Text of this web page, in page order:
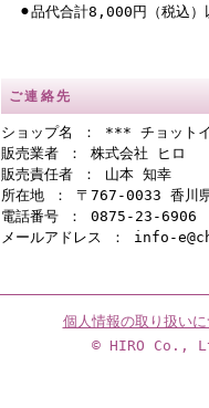
⚫︎品代合計8,000円（税込）
ご連絡先
ショップ名 ： *** チョット
販売業者 ： 株式会社 ヒロ
販売責任者 ： 山本 知幸
所在地 ： 〒767-0033 香川
電話番号 ： 0875-23-6906
メールアドレス ： info-
個人情報の取り扱い
© HIRO Co.,